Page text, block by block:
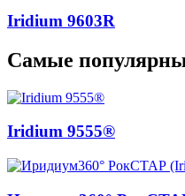
Iridium 9603R
Самые
Iridium 9555®